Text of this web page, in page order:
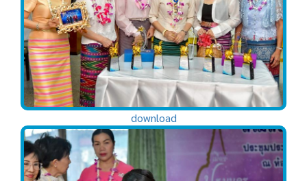
download